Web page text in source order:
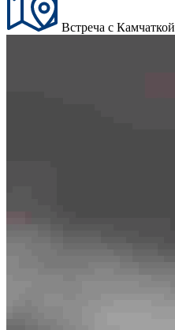
Встреча с Камчаткой